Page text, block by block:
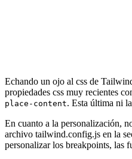
Echando un ojo al css de
propiedades css muy recientes
place-content. Esta última ni
En cuanto a la personalización,
archivo tailwind.config.js en la
personalizar los breakpoints, las